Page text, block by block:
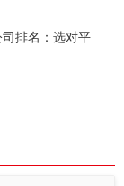
排名：选对平